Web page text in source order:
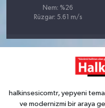
Nem: %26
Rüzgar: 5.61 m/s
halkinsesicomtr, yepyeni
ve modernizmi bir araya